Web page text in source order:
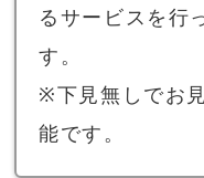
るサービスを行
す。
※下見無しでお
能です。